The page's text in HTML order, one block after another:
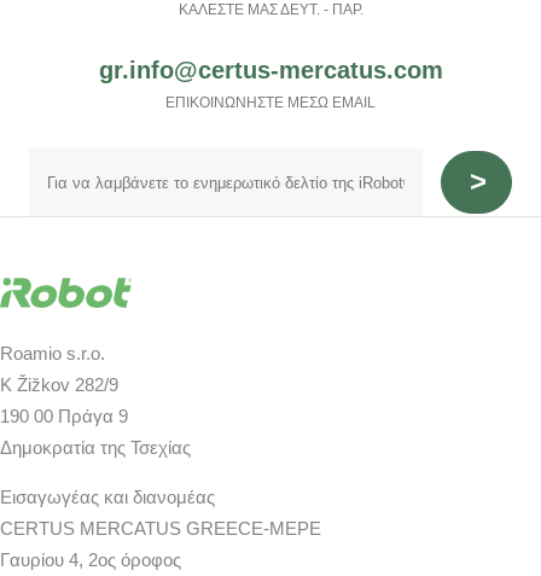
ΚΑΛΕΣΤΕ ΜΑΣ ΔΕΥΤ. - ΠΑΡ.
gr.info@certus-mercatus.com
ΕΠΙΚΟΙΝΩΝΗΣΤΕ ΜΕΣΩ EMAIL
Roamio s.r.o.
K Žižkov 282/9
190 00 Πράγα 9
Δημοκρατία της Τσεχίας
Εισαγωγέας και διανομέας
CERTUS MERCATUS GREECE-MEPE
Γαυρίου 4, 2ος όροφος